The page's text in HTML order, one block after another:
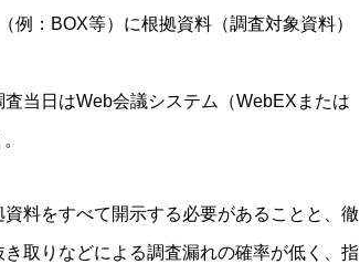
例：BOX等）に根拠資料（調査対象資料）
当日はWeb会議システム（WebEXまたは
料をすべて開示する必要があることと、徹
取りなどによる調査漏れの確率が低く、指